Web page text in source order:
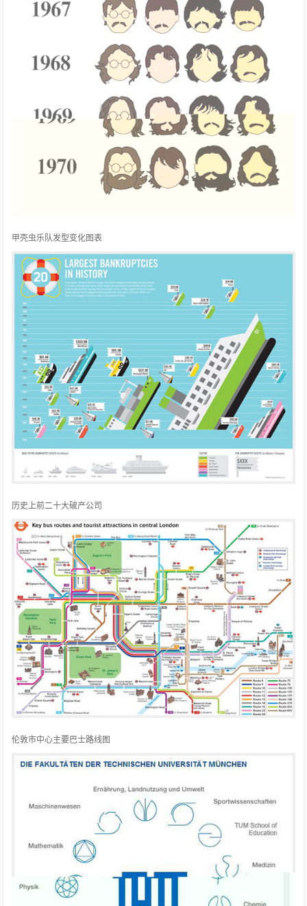
甲壳虫乐队发型变化图表
历史上前二十大破产公司
伦敦市中心主要巴士路线图